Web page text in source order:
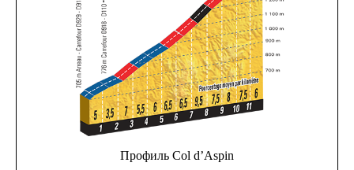
Профиль Col d’Aspin